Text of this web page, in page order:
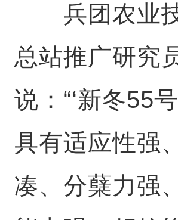
兵团农业
总站推广研究
说：“‘新冬55
具有适应性强
凑、分蘖力强